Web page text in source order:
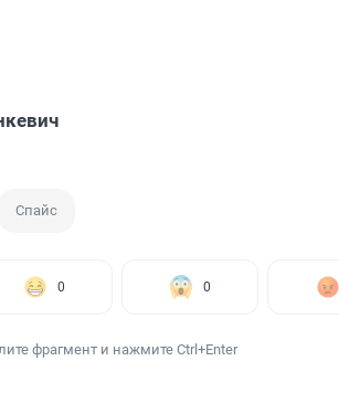
Спайс
0 0
фрагмент и нажмите Ctrl+Enter